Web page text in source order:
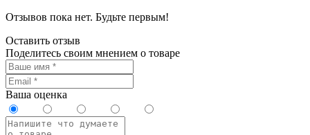
Отзывов пока нет. Будьте первым!
Оставить отзыв
Поделитесь своим мнением о товаре
Ваша оценка